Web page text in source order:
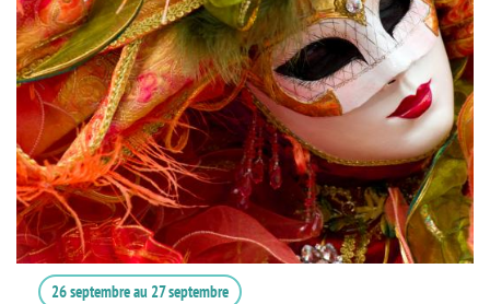
26 septembreau 27 septembre